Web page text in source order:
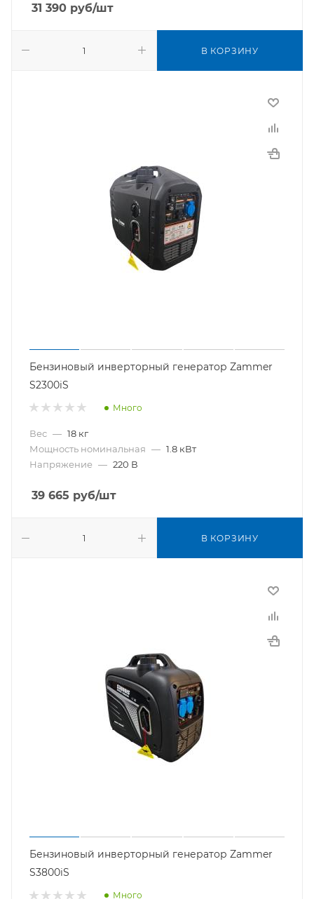
31 390 руб/шт
В КОРЗИНУ
Бензиновый инверторный генератор Zammer
S2300iS
Много
Вес — 18 кг
Мощность номинальная — 1.8 кВт
Напряжение — 220 В
39 665 руб/шт
В КОРЗИНУ
Бензиновый инверторный генератор Zammer
S3800iS
Много